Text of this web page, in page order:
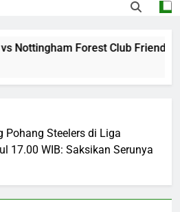
Forest Club Friendly
Pohang Steelers di Liga
17.00 WIB: Saksikan Serunya